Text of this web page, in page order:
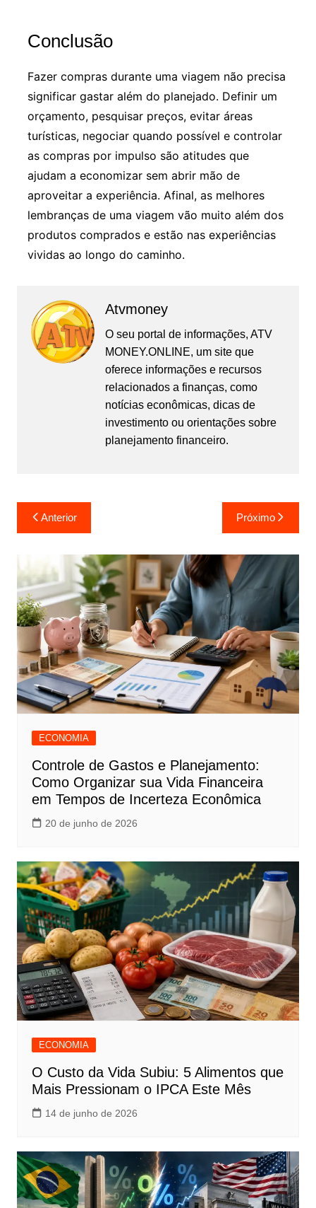
Conclusão
Fazer compras durante uma viagem não precisa
significar gastar além do planejado. Definir um
orçamento, pesquisar preços, evitar áreas
turísticas, negociar quando possível e controlar
as compras por impulso são atitudes que
ajudam a economizar sem abrir mão de
aproveitar a experiência. Afinal, as melhores
lembranças de uma viagem vão muito além dos
produtos comprados e estão nas experiências
vividas ao longo do caminho.
Atvmoney
O seu portal de informações, ATV
MONEY.ONLINE, um site que
oferece informações e recursos
relacionados a finanças, como
notícias econômicas, dicas de
investimento ou orientações sobre
planejamento financeiro.
Navegação
de
Anterior Próximo
ECONOMIA
Controle de Gastos e Planejamento:
Como Organizar sua Vida Financeira
em Tempos de Incerteza Econômica
20 de junho de 2026
ECONOMIA
O Custo da Vida Subiu: 5 Alimentos que
Mais Pressionam o IPCA Este Mês
14 de junho de 2026